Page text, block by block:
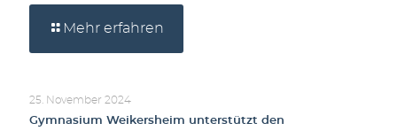
Mehr erfahren
25. November 2024
Gymnasium Weikersheim unterstützt den